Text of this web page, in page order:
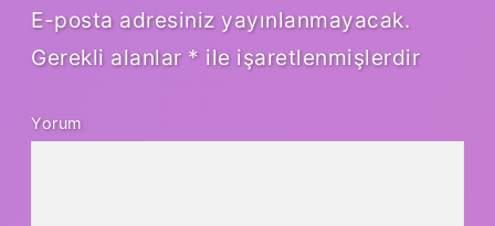
E-posta adresiniz yayınlanmayacak.
Gerekli alanlar * ile işaretlenmişlerdir
Yorum